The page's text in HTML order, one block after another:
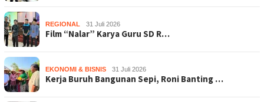
REGIONAL 31 Juli 2026
Film “Nalar” Karya Guru SD R…
EKONOMI & BISNIS 31 Juli 2026
Kerja Buruh Bangunan Sepi, Roni Banting …